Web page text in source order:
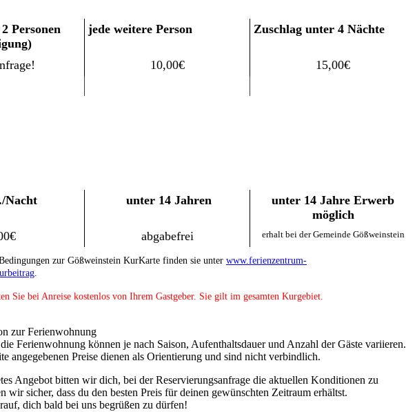
Personen
jede weitere Person Zuschlag unter 4 Nächte
10,00€ 15,00€
Nacht unter 14 Jahren
unter 14 Jahre Erwerb
möglich
abgabefrei erhalt bei der Gemeinde Gößweinstein
zur Gößweinstein KurKarte finden sie unter www.ferienzentrum-
.
Sie bei Anreise kostenlos von Ihrem Gastgeber. Sie gilt im gesamten Kurgebiet.
zur Ferienwohnung
Ferienwohnung können je nach Saison, Aufenthaltsdauer und Anzahl der Gäste variieren.
angegebenen Preise dienen als Orientierung und sind nicht verbindlich.
Angebot bitten wir dich, bei der Reservierungsanfrage die aktuellen Konditionen zu
wir sicher, dass du den besten Preis für deinen gewünschten Zeitraum erhältst.
dich bald bei uns begrüßen zu dürfen!